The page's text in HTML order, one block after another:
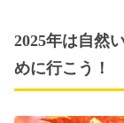
2025年は自然
めに行こう！